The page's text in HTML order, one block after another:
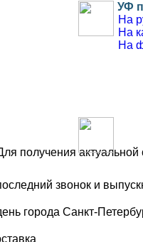
УФ
На
На
На
получения
звонок и
города Санкт-